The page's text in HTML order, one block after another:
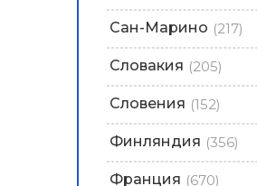
Сан-Марино (217)
Словакия (205)
Словения (152)
Финляндия (356)
Франция (670)